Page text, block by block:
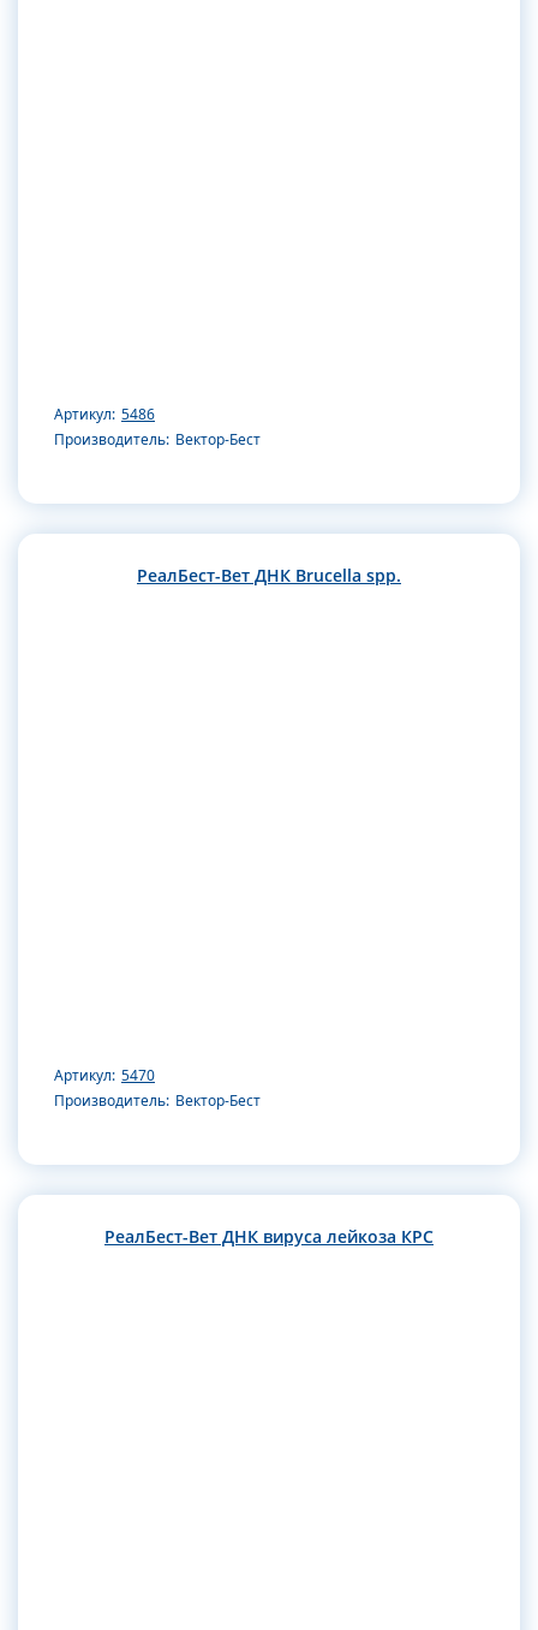
Артикул: 5486
Производитель: Вектор-Бест
РеалБест-Вет ДНК Brucella spp.
Артикул: 5470
Производитель: Вектор-Бест
РеалБест-Вет ДНК вируса лейкоза КРС